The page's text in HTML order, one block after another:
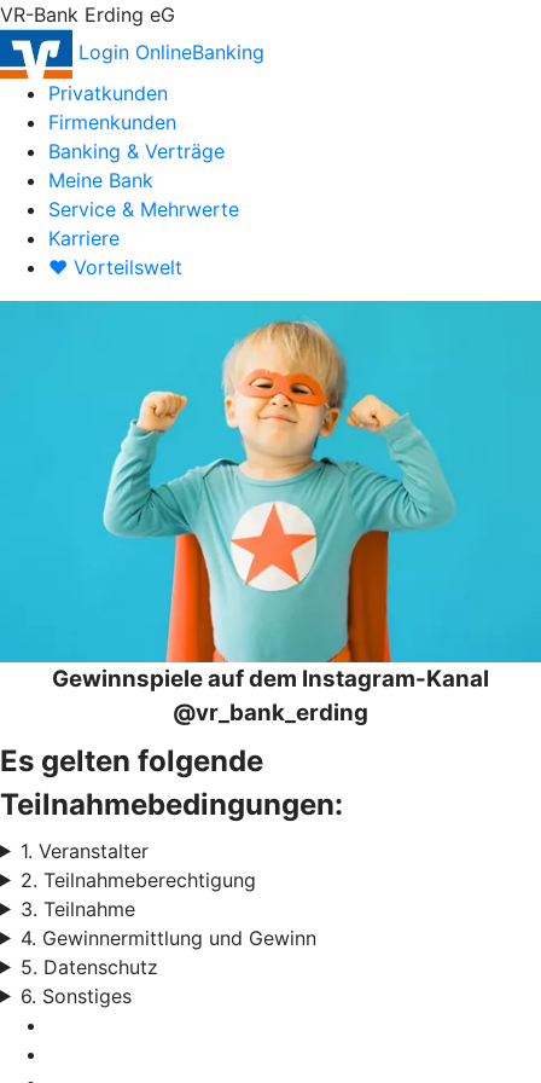
VR-Bank Erding eG
Login OnlineBanking
Privatkunden
Firmenkunden
Banking & Verträge
Meine Bank
Service & Mehrwerte
Karriere
♥ Vorteilswelt
Gewinnspiele auf dem Instagram-Kanal
@vr_bank_erding
Es gelten folgende
Teilnahmebedingungen:
1. Veranstalter
2. Teilnahmeberechtigung
3. Teilnahme
4. Gewinnermittlung und Gewinn
5. Datenschutz
6. Sonstiges